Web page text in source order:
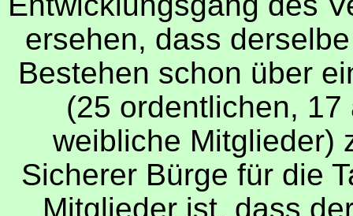
ersehen, dass
Bestehen schon über
(25 ordentlichen,
weibliche Mitglieder)
Sicherer Bürge für die
Mitglieder ist, dass